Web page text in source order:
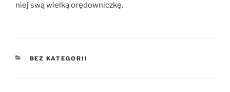
niej swą wielką orędowniczkę.
KATEGORIE
BEZ KATEGORII